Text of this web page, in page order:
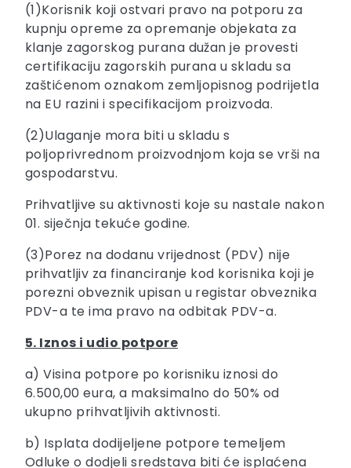
(1)Korisnik koji ostvari pravo na potporu za
kupnju opreme za opremanje objekata za
klanje zagorskog purana dužan je provesti
certifikaciju zagorskih purana u skladu sa
zaštićenom oznakom zemljopisnog podrijetla
na EU razini i specifikacijom proizvoda.
(2)Ulaganje mora biti u skladu s
poljoprivrednom proizvodnjom koja se vrši na
gospodarstvu.
Prihvatljive su aktivnosti koje su nastale nakon
01. siječnja tekuće godine.
(3)Porez na dodanu vrijednost (PDV) nije
prihvatljiv za financiranje kod korisnika koji je
porezni obveznik upisan u registar obveznika
PDV-a te ima pravo na odbitak PDV-a.
5. Iznos i udio potpore
a) Visina potpore po korisniku iznosi do
6.500,00 eura, a maksimalno do 50% od
ukupno prihvatljivih aktivnosti.
b) Isplata dodijeljene potpore temeljem
Odluke o dodjeli sredstava biti će isplaćena